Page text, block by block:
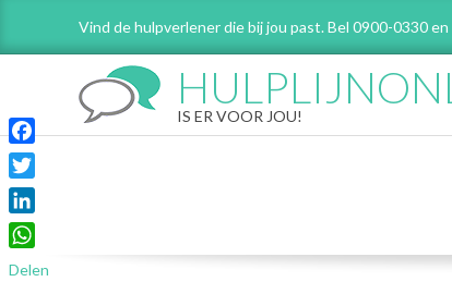
Vind de hulpverlener die bij jou past. Bel 0900-0330
IS ER VOOR JOU!
Facebook
Twitter
LinkedIn
WhatsApp
Delen